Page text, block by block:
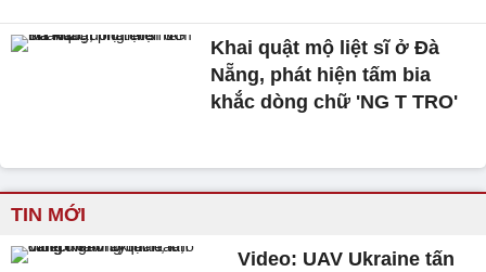
Khai quật mộ liệt sĩ ở Đà
Nẵng, phát hiện tấm bia
khắc dòng chữ 'NG T TRO'
TIN MỚI
Video: UAV Ukraine tấn